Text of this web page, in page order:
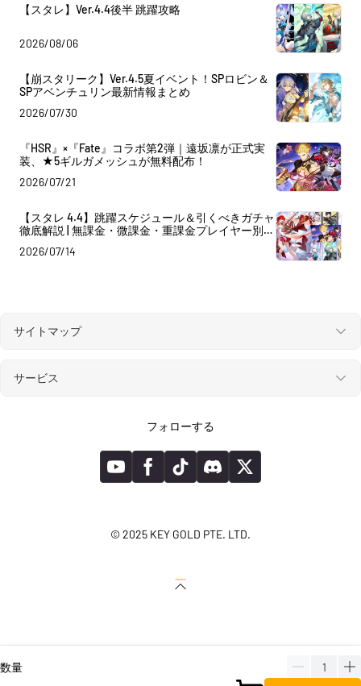
【スタレ】Ver.4.4後半 跳躍攻略
2026/08/06
【崩スタリーク】Ver.4.5夏イベント！SPロビン＆
SPアベンチュリン最新情報まとめ
2026/07/30
『HSR』×『Fate』コラボ第2弾｜遠坂凛が正式実
装、★5ギルガメッシュが無料配布！
2026/07/21
【スタレ 4.4】跳躍スケジュール＆引くべきガチャ
徹底解説 | 無課金・微課金・重課金プレイヤー別の
2026/07/14
サイトマップ
サービス
フォローする
© 2025 KEY GOLD PTE. LTD.
数量